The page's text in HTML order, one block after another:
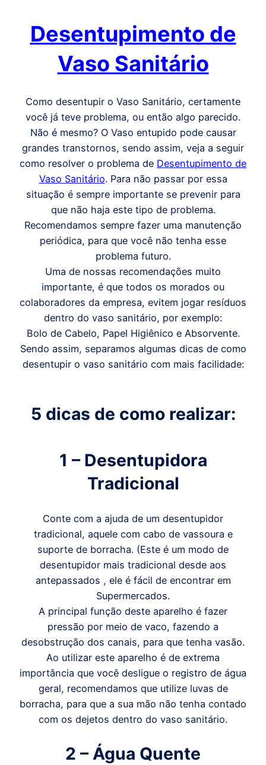
Desentupimento de
Vaso Sanitário
Como desentupir o Vaso Sanitário, certamente
você já teve problema, ou então algo parecido.
Não é mesmo? O Vaso entupido pode causar
grandes transtornos, sendo assim, veja a seguir
como resolver o problema de Desentupimento de
Vaso Sanitário. Para não passar por essa
situação é sempre importante se prevenir para
que não haja este tipo de problema.
Recomendamos sempre fazer uma manutenção
periódica, para que você não tenha esse
problema futuro.
Uma de nossas recomendações muito
importante, é que todos os morados ou
colaboradores da empresa, evitem jogar resíduos
dentro do vaso sanitário, por exemplo:
Bolo de Cabelo, Papel Higiênico e Absorvente.
Sendo assim, separamos algumas dicas de como
desentupir o vaso sanitário com mais facilidade:
5 dicas de como realizar:
1 – Desentupidora
Tradicional
Conte com a ajuda de um desentupidor
tradicional, aquele com cabo de vassoura e
suporte de borracha. (Este é um modo de
desentupidor mais tradicional desde aos
antepassados , ele é fácil de encontrar em
Supermercados.
A principal função deste aparelho é fazer
pressão por meio de vaco, fazendo a
desobstrução dos canais, para que tenha vasão.
Ao utilizar este aparelho é de extrema
importância que você desligue o registro de água
geral, recomendamos que utilize luvas de
borracha, para que a sua mão não tenha contado
com os dejetos dentro do vaso sanitário.
2 – Água Quente